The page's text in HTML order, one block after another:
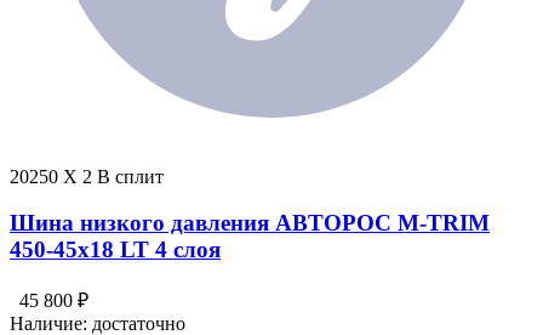
20250 X 2 В сплит
Шина низкого давления АВТОРОС M-TRIM
450-45х18 LT 4 слоя
45 800 ₽
Наличие: достаточно